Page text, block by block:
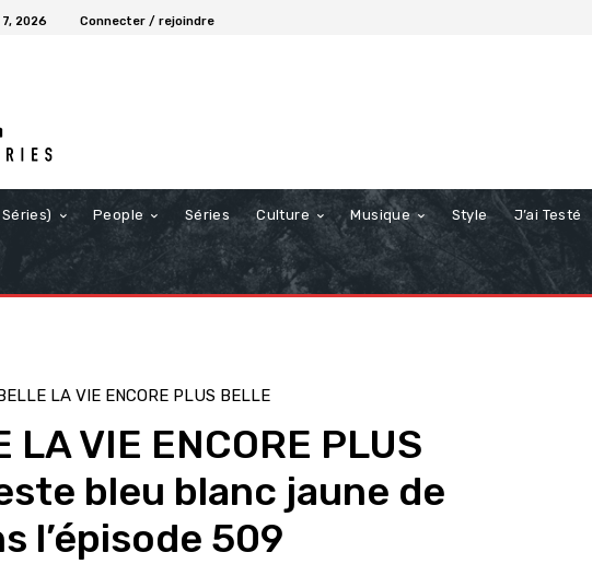
2026 Connecter / rejoindre
People Séries Culture Musique Style J’ai Testé
LA VIE ENCORE PLUS BELLE
LA VIE ENCORE PLUS
bleu blanc jaune de
l’épisode 509